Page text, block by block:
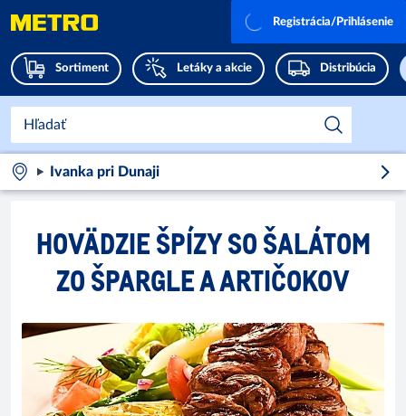
Sortiment Letáky a akcie Distribúcia
Registrácia/Prihlásenie
Ivanka pri Dunaji
HOVÄDZIE ŠPÍZY SO ŠALÁTOM
ZO ŠPARGLE A ARTIČOKOV